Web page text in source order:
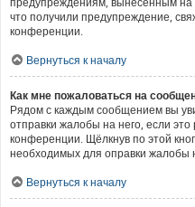
что получили предупреждение,
конференции.
Вернуться к началу
Как мне пожаловаться на
Рядом с каждым сообщением вы
отправки жалобы на него, если
конференции. Щёлкнув по этой
необходимых для оправки жалобы
Вернуться к началу